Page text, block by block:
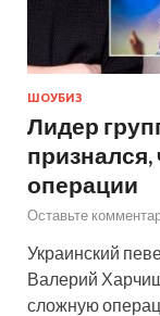
ШОУБИЗ
Лидер
признался,
операции
Оставьте
Украинский
Валерий
сложную